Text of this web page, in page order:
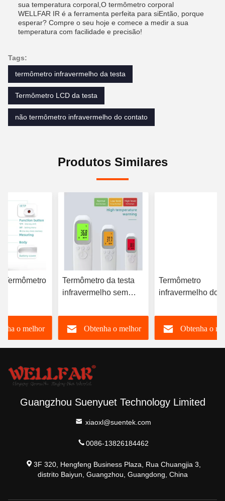
sua temperatura corporal,O termômetro corporal
WELLFAR IR é a ferramenta perfeita para siEntão, porque
esperar? Compre o seu hoje e comece a medir a sua
temperatura com facilidade e precisão!
Tags:
termômetro infravermelho da testa
Termômetro LCD da testa
não termômetro infravermelho do contato
Produtos Similares
Termômetro
Rápida e
o melhor
Termômetro da testa
infravermelho sem
armazenamento de
memóriaObtenha o melhor
Termômetro
infravermelho do
baterias AAA e
precisão ± 0,2 °
0,4 ° F
Obtenha o
Guangzhou Suenyuet Technology Limited
xiaoxl@suentek.com
0086-13826184462
3F 320, Hengfeng Business Plaza, Rua Chuangjia 3,
distrito Baiyun, Guangzhou, Guangdong, China